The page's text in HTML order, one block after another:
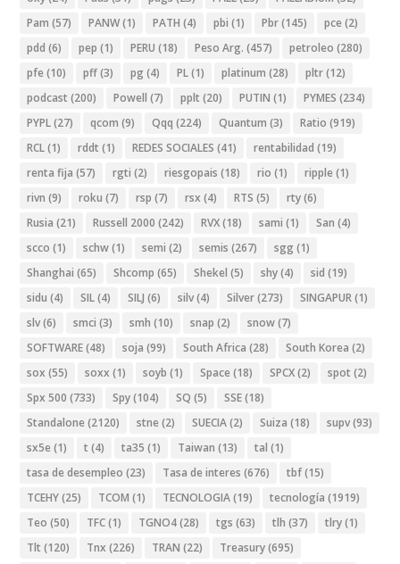
Pam (57) PANW(1) PATH (4) pbi (1) Pbr(145) pce (2)
pdd (6) pep (1) PERU (18) Peso Arg. (457) petroleo (280)
pfe (10) pff(3) pg (4) PL(1) platinum (28) pltr(12)
podcast (200) Powell (7) pplt (20) PUTIN (1) PYMES (234)
PYPL(27) qcom (9) Qqq (224) Quantum (3) Ratio (919)
RCL(1) rddt (1) REDES SOCIALES (41) rentabilidad (19)
renta fija (57) rgti (2) riesgopais (18) rio (1) ripple (1)
rivn (9) roku (7) rsp (7) rsx (4) RTS (5) rty(6)
Rusia (21) Russell 2000 (242) RVX(18) sami (1) San (4)
scco (1) schw(1) semi (2) semis (267) sgg (1)
Shanghai (65) Shcomp (65) Shekel (5) shy(4) sid (19)
sidu (4) SIL(4) SILJ (6) silv(4) Silver(273) SINGAPUR(1)
slv(6) smci (3) smh (10) snap (2) snow(7)
SOFTWARE(48) soja (99) South Africa (28) South Korea (2)
sox (55) soxx (1) soyb (1) Space (18) SPCX(2) spot (2)
Spx 500 (733) Spy(104) SQ (5) SSE(18)
Standalone (2120) stne (2) SUECIA(2) Suiza (18) supv(93)
sx5e (1) t (4) ta35 (1) Taiwan (13) tal (1)
tasa de desempleo (23) Tasa de interes (676) tbf(15)
TCEHY(25) TCOM (1) TECNOLOGIA(19) tecnología (1919)
Teo (50) TFC(1) TGNO4(28) tgs (63) tlh (37) tlry(1)
Tlt (120) Tnx (226) TRAN (22) Treasury(695)